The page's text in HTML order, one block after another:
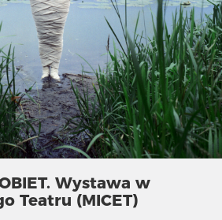
Wystawa w
Teatru (MICET)